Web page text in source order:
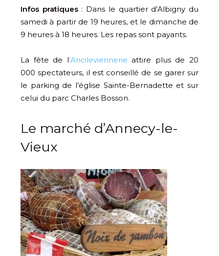
Infos pratiques: Dans le quartier d’Albigny du
samedi à partir de 19 heures, et le dimanche de
9 heures à 18 heures. Les repas sont payants.
La fête de l‘Ancileviennerie attire plus de 20
000 spectateurs, il est conseillé de se garer sur
le parking de l’église Sainte-Bernadette et sur
celui du parc Charles Bosson.
Le marché d’Annecy-le-
Vieux